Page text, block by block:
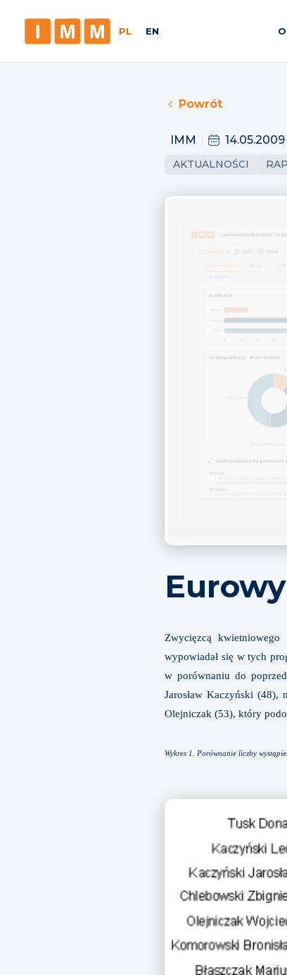
PL EN
Powrót
IMM 14.05.2009
AKTUALNOŚCI
Zwycięzcą
wypowiadał się w tych
w porównaniu do
Jarosław Kaczyński (48),
Olejniczak (53), który
Wykres 1. Porównanie liczby